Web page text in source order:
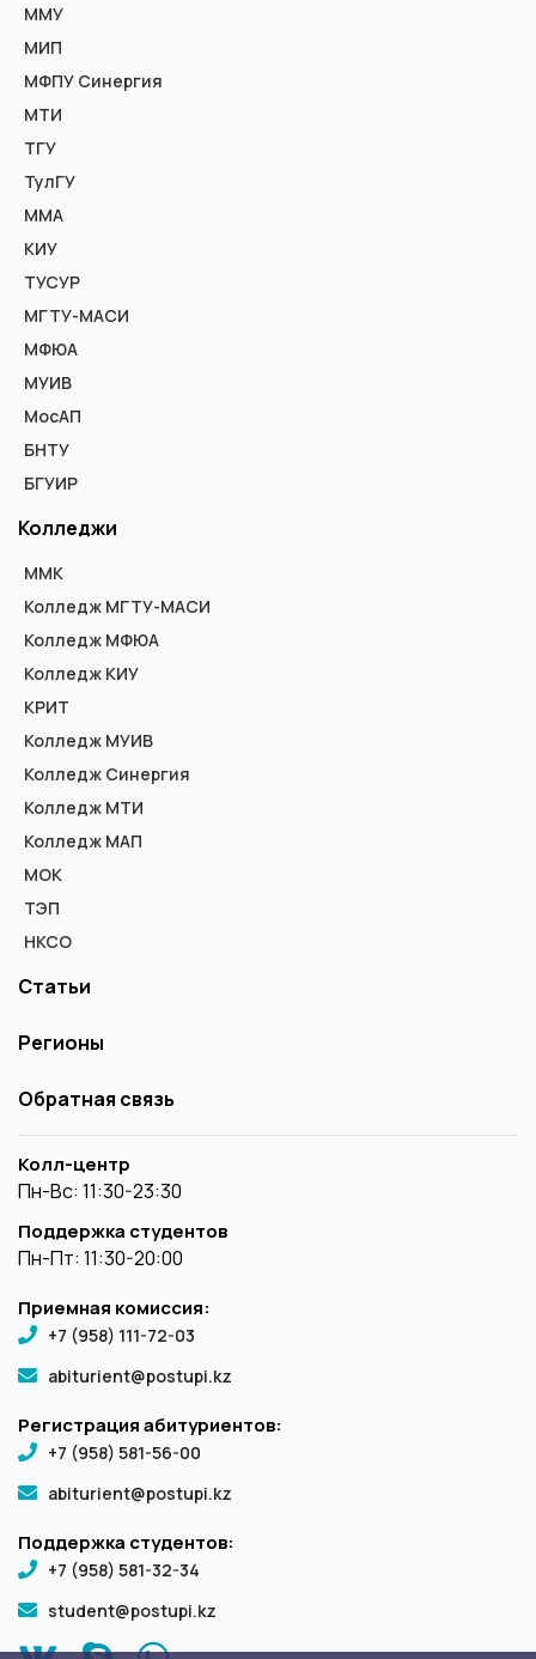
ММУ
МИП
МФПУ Синергия
МТИ
ТГУ
ТулГУ
ММА
КИУ
ТУСУР
МГТУ-МАСИ
МФЮА
МУИВ
МосАП
БНТУ
БГУИР
Колледжи
ММК
Колледж МГТУ-МАСИ
Колледж МФЮА
Колледж КИУ
КРИТ
Колледж МУИВ
Колледж Синергия
Колледж МТИ
Колледж МАП
МОК
ТЭП
НКСО
Статьи
Регионы
Обратная связь
Колл-центр
Пн-Вс: 11:30-23:30
Поддержка студентов
Пн-Пт: 11:30-20:00
Приемная комиссия:
+7 (958) 111-72-03
abiturient@postupi.kz
Регистрация абитуриентов:
+7 (958) 581-56-00
abiturient@postupi.kz
Поддержка студентов:
+7 (958) 581-32-34
student@postupi.kz